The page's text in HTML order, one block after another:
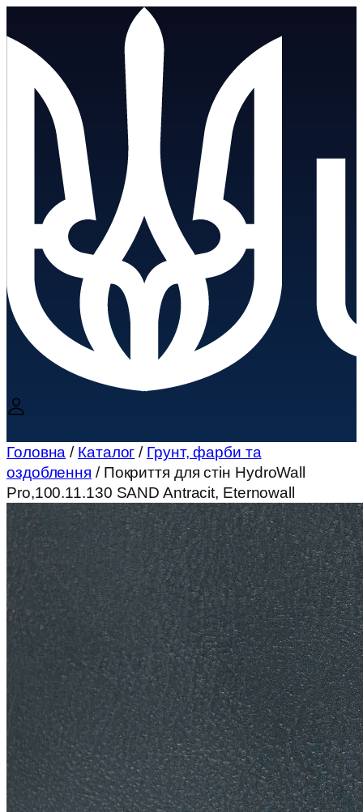
Головна / Каталог / Грунт, фарби та
оздоблення / Покриття для стін HydroWall
Pro,100.11.130 SAND Antracit, Eternowall